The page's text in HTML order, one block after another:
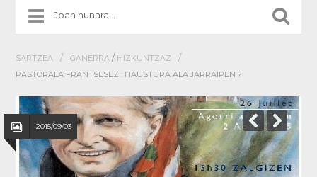
SARTZEA / GANERRA / HIZKUNTZAZ /
PASTORALA FRANTSESEZ : HAUSTURA ALA JARRAIPEN ?
2015/09/03